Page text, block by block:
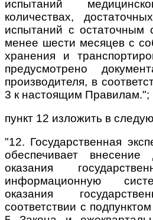
испытаний
количествах,
испытаний с остаточным
менее шести месяцев с
хранения и
предусмотрено
производителя, в
3 к настоящим Правилам.";
пункт 12 изложить в
"12. Государственная
обеспечивает
оказания
информационную
оказания
соответствии с